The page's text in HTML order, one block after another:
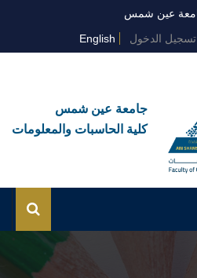
عين شمس
تسجيل الدخول English
جامعة عين شمس
كلية الحاسبات والمعلومات